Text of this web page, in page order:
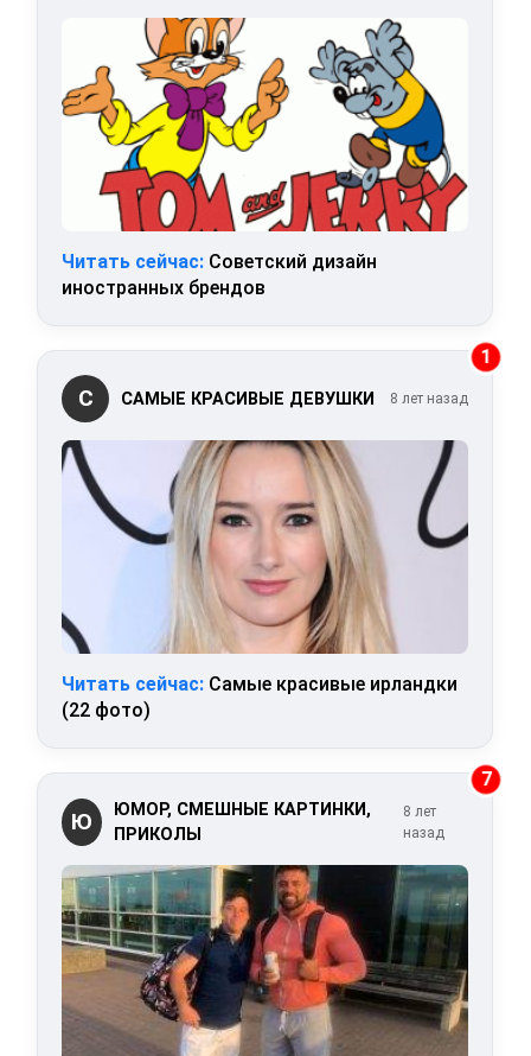
Читать сейчас: Советский дизайн
иностранных брендов
1
С САМЫЕ КРАСИВЫЕ ДЕВУШКИ 8 лет назад
Читать сейчас: Самые красивые ирландки
(22 фото)
7
Ю
ЮМОР, СМЕШНЫЕ КАРТИНКИ,
ПРИКОЛЫ
8 лет
назад